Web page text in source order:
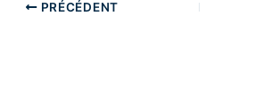
PRÉCÉDENT